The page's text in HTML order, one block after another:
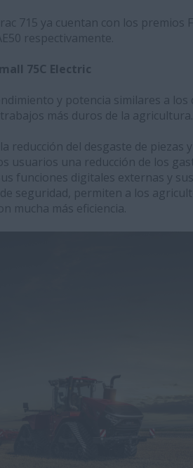
715 ya cuentan con los premios
respectivamente.
75C Electric
y potencia similares a
más duros de la agricultura.
reducción del desgaste de piezas
usuarios una reducción de los
funciones digitales externas y
seguridad, permiten a los
mucha más eficiencia.